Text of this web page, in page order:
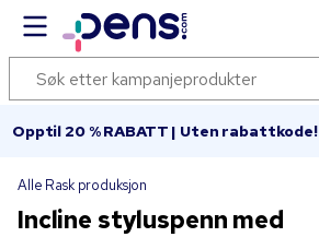
Opptil 20 % RABATT | Uten rabattkode!
Alle Rask produksjon
Incline styluspenn med